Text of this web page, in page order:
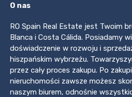
O nas
RO Spain Real Estate jest Twoim
Blanca i Costa Cálida. Posiadamy
doświadczenie w rozwoju i
hiszpańskim wybrzeżu.
przez cały proces zakupu. Po
nieruchomości zawsze możesz
naszym biurem, odnośnie